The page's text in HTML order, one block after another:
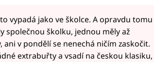
vypadá jako ve školce. A opravdu tomu
společnou školku, jednou měly až
v pondělí se nenechá ničím zaskočit.
extrabuřty a vsadí na českou klasiku,